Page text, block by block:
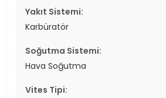
Yakıt Sistemi:
Karbüratör
Soğutma Sistemi:
Hava Soğutma
Vites Tipi: